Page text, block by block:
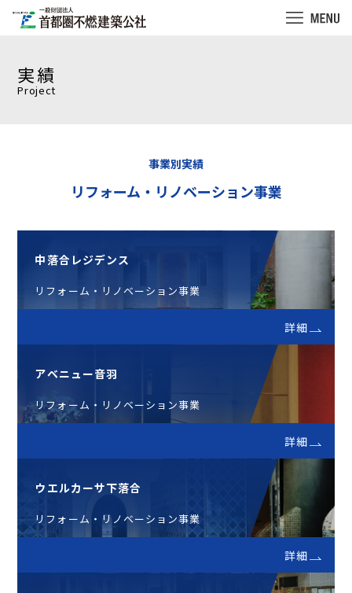
実績
Project
事業別実績
リフォーム・リノベーション事業
中落合レジデンス
リフォーム・リノベーション事業
詳細
アベニュー音羽
リフォーム・リノベーション事業
詳細
ウエルカーサ下落合
リフォーム・リノベーション事業
詳細